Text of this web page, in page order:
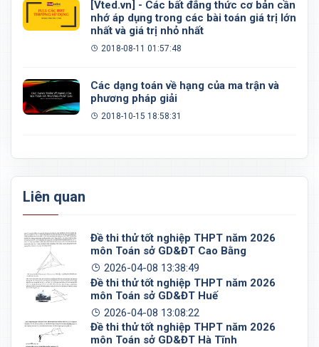
[Vted.vn] - Các bất đẳng thức cơ bản cần
nhớ áp dụng trong các bài toán giá trị lớn
nhất và giá trị nhỏ nhất
2018-08-11 01:57:48
Các dạng toán về hạng của ma trận và
phương pháp giải
2018-10-15 18:58:31
Liên quan
Đề thi thử tốt nghiệp THPT năm 2026
môn Toán sở GD&ĐT Cao Bằng
2026-04-08 13:38:49
Đề thi thử tốt nghiệp THPT năm 2026
môn Toán sở GD&ĐT Huế
2026-04-08 13:08:22
Đề thi thử tốt nghiệp THPT năm 2026
môn Toán sở GD&ĐT Hà Tĩnh